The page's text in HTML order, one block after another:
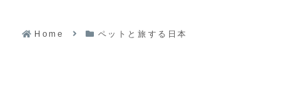
Home ペットと旅する日本